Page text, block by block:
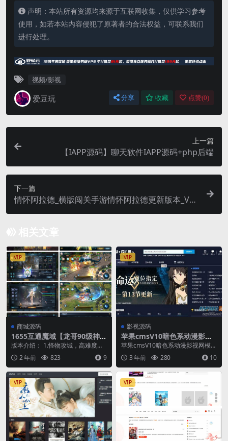
声明：本站所有资源均来源于互联网收集，仅供学习参考
使用，如若本站内容侵犯了原著者的合法权益，可联系我们
进行处理。
视频/影视
爱豆玩 分享 收藏 点赞(0)
上一篇
【IAPP源码】聊天软件IAPP源码+php后端
下一篇
情怀阿拉德_横版闯关手游情怀阿拉德更新版本_VM
镜像一键端
VIP
商城源码
1655互通魔域【龙哥90级神火
龙年宠全特效挖宝地图终极
版】最新整理Win系半手工服
务端+本地验证+本地注册+全
套工具+详细搭建教程
版本介绍： 1.怪物攻城，高难度版
本，高挑战，支持两种专属技能！
2.轮回之剑，...
2 年前 823 9
VIP
影视源码
苹果cmsV10暗色系动漫影视
网站模板无限制版
苹果cmsV10暗色系动漫影视网模板
带留言、会员中心、评论等功能这
苹果cmsv...
3 年前 280 10
VIP VIP